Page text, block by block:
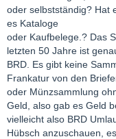
oder selbstständig? Hat
es Kataloge
oder Kaufbelege.? Das
letzten 50 Jahre ist
BRD. Es gibt keine
Frankatur von den
oder Münzsammlung
Geld, also gab es Geld
vielleicht also BRD
Hübsch anzuschauen,